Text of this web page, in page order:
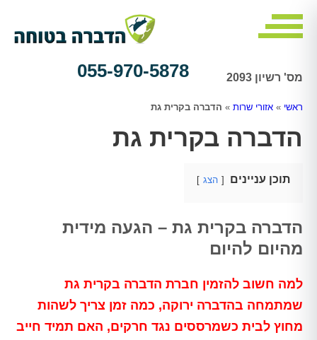
מס' רשיון 2093 055-970-5878
ראשי » אזורי שרות » הדברה בקרית גת
הדברה בקרית גת
תוכן עניינים הצג
הדברה בקרית גת – הגעה מידית
מהיום להיום
למה חשוב להזמין חברת הדברה בקרית גת
שמתמחה בהדברה ירוקה, כמה זמן צריך לשהות
מחוץ לבית כשמרססים נגד חרקים, האם תמיד חייב